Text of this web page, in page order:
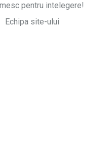
pentru intelegere!
Echipa site-ului